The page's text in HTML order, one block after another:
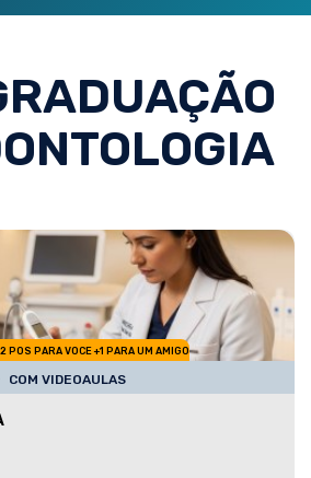
POS PARA VOCE +1 PARA UM AMIGO
COM VIDEOAULAS